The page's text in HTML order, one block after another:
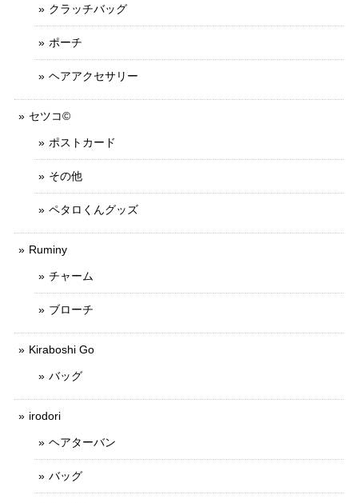
クラッチバッグ
ポーチ
ヘアアクセサリー
セツコ©
ポストカード
その他
ペタロくんグッズ
Ruminy
チャーム
ブローチ
Kiraboshi Go
バッグ
irodori
ヘアターバン
バッグ